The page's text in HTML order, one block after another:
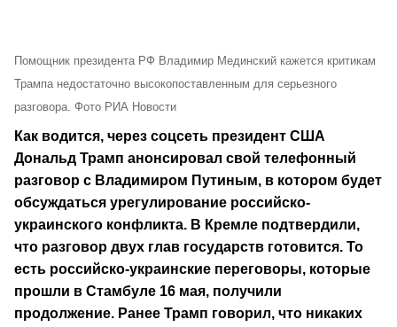
Помощник президента РФ Владимир Мединский кажется критикам
Трампа недостаточно высокопоставленным для серьезного
разговора. Фото РИА Новости
Как водится, через соцсеть президент США
Дональд Трамп анонсировал свой телефонный
разговор с Владимиром Путиным, в котором будет
обсуждаться урегулирование российско-
украинского конфликта. В Кремле подтвердили,
что разговор двух глав государств готовится. То
есть российско-украинские переговоры, которые
прошли в Стамбуле 16 мая, получили
продолжение. Ранее Трамп говорил, что никаких